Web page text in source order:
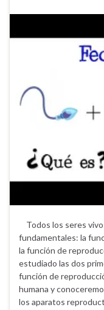
Todos los seres
fundamentales: la
la función de
estudiado las dos
función de
humana y
los aparatos